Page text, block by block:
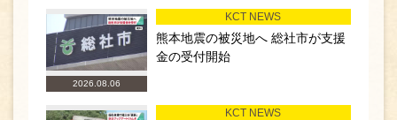
2026.08.06
KCT NEWS
熊本地震の被災地へ 総社市が支援
金の受付開始
KCT NEWS